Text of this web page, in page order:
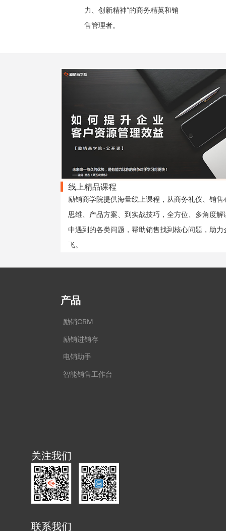
力、创新精神”的商务精英和销
售管理者。
线上精品课程
励销商学院提供海量线上课程，从商务礼仪、销售
思维、产品方案、到实战技巧，全方位、多角度解
中遇到的各类问题，帮助销售找到核心问题，助力
飞。
产品
励销CRM
励销进销存
电销助手
智能销售工作台
关注我们
联系我们